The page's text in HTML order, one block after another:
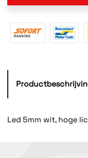
Led 5mm wit, hoge